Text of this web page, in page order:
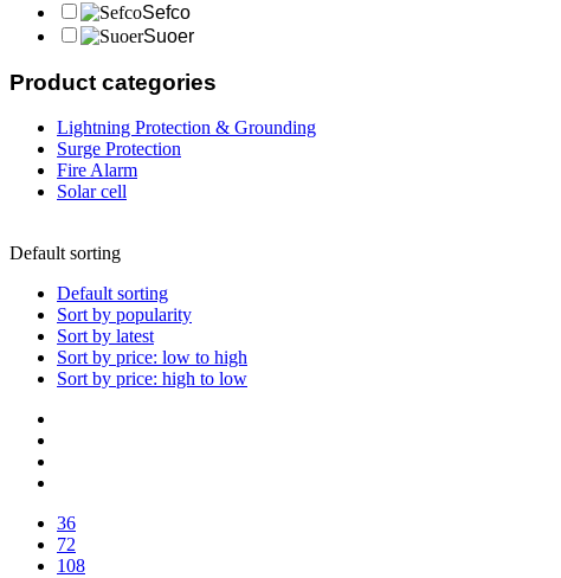
Sefco
Suoer
Product categories
Lightning Protection & Grounding
Surge Protection
Fire Alarm
Solar cell
Default sorting
Default sorting
Sort by popularity
Sort by latest
Sort by price: low to high
Sort by price: high to low
36
72
108